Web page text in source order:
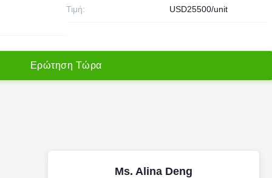
Τιμή: USD25500/unit
Ερώτηση Τώρα
Ms. Alina Deng